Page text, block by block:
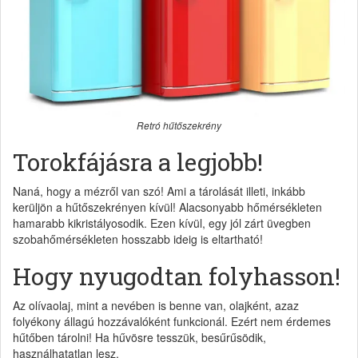
Retró hűtőszekrény
Torokfájásra a legjobb!
Naná, hogy a mézről van szó! Ami a tárolását illeti, inkább
kerüljön a hűtőszekrényen kívül! Alacsonyabb hőmérsékleten
hamarabb kikristályosodik. Ezen kívül, egy jól zárt üvegben
szobahőmérsékleten hosszabb ideig is eltartható!
Hogy nyugodtan folyhasson!
Az olívaolaj, mint a nevében is benne van, olajként, azaz
folyékony állagú hozzávalóként funkcionál. Ezért nem érdemes
hűtőben tárolni! Ha hűvösre tesszük, besűrűsödik,
használhatatlan lesz.